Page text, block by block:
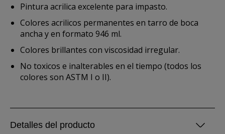
Pintura acrilica excelente para impasto.
Colores acrilicos permanentes en tarro de boca
ancha y en formato 946 ml.
Colores brillantes con viscosidad irregular.
No toxicos e inalterables en el tiempo (todos los
colores son ASTM I o II).
Detalles del producto